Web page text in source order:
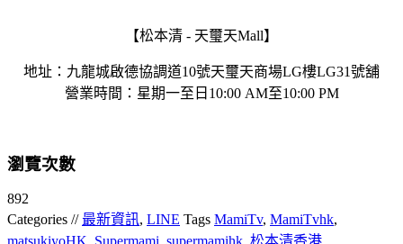
【松本清 - 天璽天Mall】
地址：九龍城啟德協調道10號天璽天商場LG樓LG31號舖
營業時間：星期一至日10:00 AM至10:00 PM
瀏覽次數
892
Categories // 最新資訊, LINE Tags MamiTv, MamiTvhk,